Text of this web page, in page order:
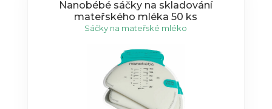
Nanobébé sáčky na skladování
mateřského mléka 50 ks
Sáčky na mateřské mléko